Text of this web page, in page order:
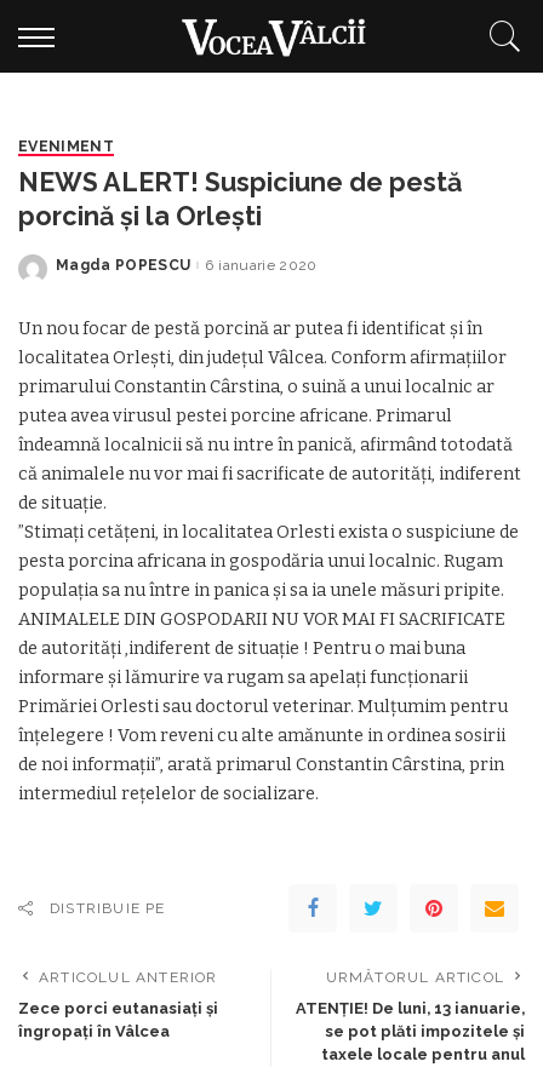
EVENIMENT
NEWS ALERT! Suspiciune de pestă
porcină și la Orlești
Posted
Magda POPESCU 6 ianuarie 2020
Un nou focar de pestă porcină ar putea fi identificat și în
localitatea Orlești, din județul Vâlcea. Conform afirmațiilor
primarului Constantin Cârstina, o suină a unui localnic ar
putea avea virusul pestei porcine africane. Primarul
îndeamnă localnicii să nu intre în panică, afirmând totodată
că animalele nu vor mai fi sacrificate de autorități, indiferent
de situație.
”Stimați cetățeni, in localitatea Orlesti exista o suspiciune de
pesta porcina africana in gospodăria unui localnic. Rugam
populația sa nu între in panica și sa ia unele măsuri pripite.
ANIMALELE DIN GOSPODARII NU VOR MAI FI SACRIFICATE
de autorități ,indiferent de situație ! Pentru o mai buna
informare și lămurire va rugam sa apelați funcționarii
Primăriei Orlesti sau doctorul veterinar. Mulțumim pentru
înțelegere ! Vom reveni cu alte amănunte in ordinea sosirii
de noi informații”, arată primarul Constantin Cârstina, prin
intermediul rețelelor de socializare.
DISTRIBUIE PE
ARTICOLUL ANTERIOR
Zece porci eutanasiați și
îngropați în Vâlcea
URMĂTORUL ARTICOL
ATENȚIE! De luni, 13 ianuarie,
se pot plăti impozitele şi
taxele locale pentru anul